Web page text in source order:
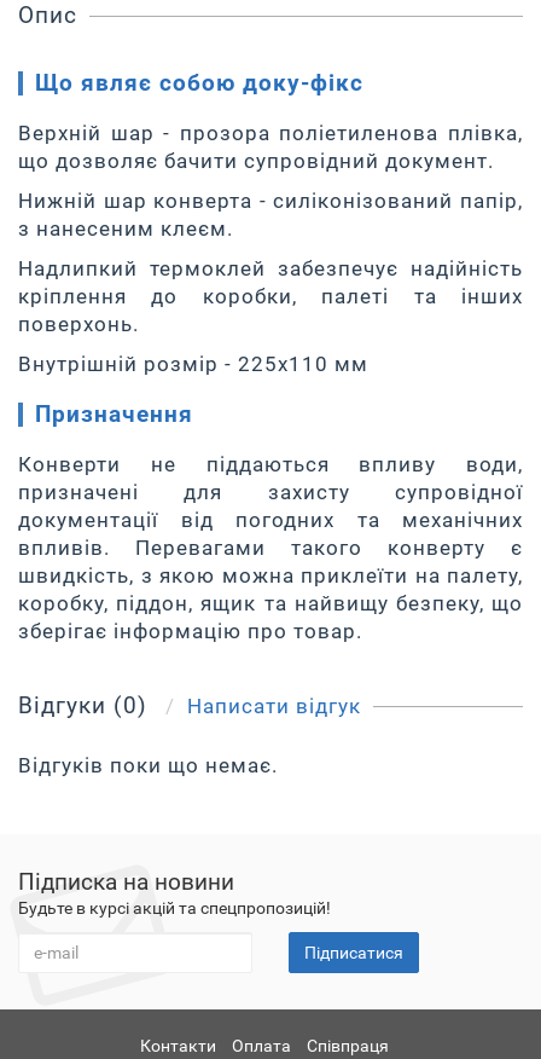
Опис
Що являє собою доку-фікс
Верхній шар - прозора поліетиленова плівка,
що дозволяє бачити супровідний документ.
Нижній шар конверта - силіконізований папір,
з нанесеним клеєм.
Надлипкий термоклей забезпечує надійність
кріплення до коробки, палеті та інших
поверхонь.
Внутрішній розмір - 225x110 мм
Призначення
Конверти не піддаються впливу води,
призначені для захисту супровідної
документації від погодних та механічних
впливів. Перевагами такого конверту є
швидкість, з якою можна приклеїти на палету,
коробку, піддон, ящик та найвищу безпеку, що
зберігає інформацію про товар.
Відгуки (0) Написати відгук
Відгуків поки що немає.
Підписка на новини
Будьте в курсі акцій та спецпропозицій!
Підписатися
Контакти Оплата Співпраця